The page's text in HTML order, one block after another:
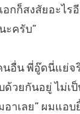
กก็สงสัยอะไร
ะครับ”
อื่น พี่อู๊ดนี่แย่จ
วยกันอยู่ ไม่เป็
าเลย” ผมแอ